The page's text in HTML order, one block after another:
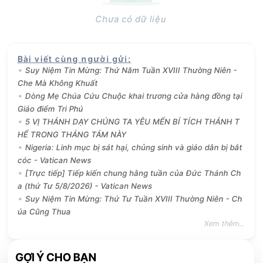
Chưa có dữ liệu
Bài viết cùng người gửi :
Suy Niệm Tin Mừng: Thứ Năm Tuần XVIII Thường Niên -
Che Mà Không Khuất
Dòng Mẹ Chúa Cứu Chuộc khai trương cửa hàng đồng tại
Giáo điểm Tri Phú
5 VỊ THÁNH DẠY CHÚNG TA YÊU MẾN BÍ TÍCH THÁNH T
HỂ TRONG THÁNG TÁM NÀY
Nigeria: Linh mục bị sát hại, chủng sinh và giáo dân bị bắt
cóc - Vatican News
[Trực tiếp] Tiếp kiến chung hằng tuần của Đức Thánh Ch
a (thứ Tư 5/8/2026) - Vatican News
Suy Niệm Tin Mừng: Thứ Tư Tuần XVIII Thường Niên - Ch
úa Cũng Thua
Xem thêm...
GỢI Ý CHO BẠN